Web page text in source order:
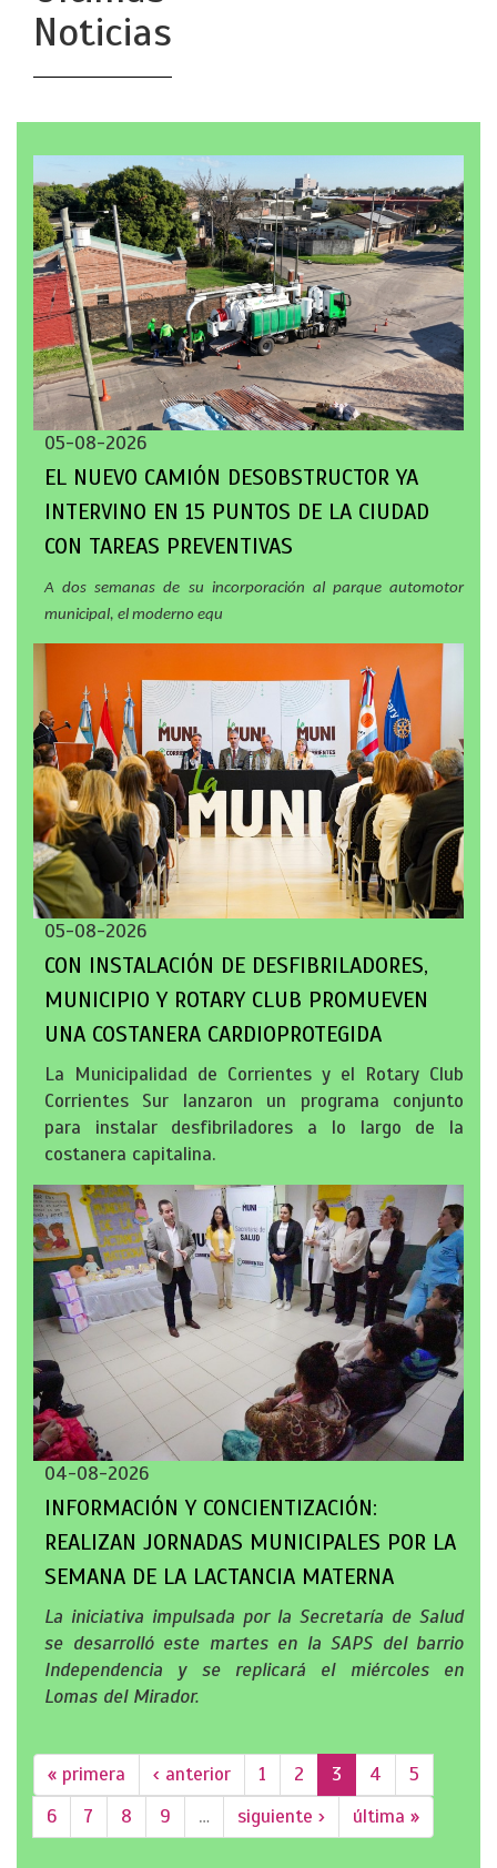
Noticias
05-08-2026
EL NUEVO CAMIÓN DESOBSTRUCTOR YA
INTERVINO EN 15 PUNTOS DE LA CIUDAD
CON TAREAS PREVENTIVAS
A dos semanas de su incorporación al parque automotor
municipal, el moderno equ
05-08-2026
CON INSTALACIÓN DE DESFIBRILADORES,
MUNICIPIO Y ROTARY CLUB PROMUEVEN
UNA COSTANERA CARDIOPROTEGIDA
La Municipalidad de Corrientes y el Rotary Club
Corrientes Sur lanzaron un programa conjunto
para instalar desfibriladores a lo largo de la
costanera capitalina.
04-08-2026
INFORMACIÓN Y CONCIENTIZACIÓN:
REALIZAN JORNADAS MUNICIPALES POR LA
SEMANA DE LA LACTANCIA MATERNA
La iniciativa impulsada por la Secretaría de Salud
se desarrolló este martes en la SAPS del barrio
Independencia y se replicará el miércoles en
Lomas del Mirador.
« primera ‹ anterior 1 2 3 4
5
6
7 8 9 … siguiente › última »